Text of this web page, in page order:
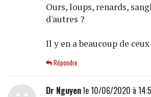
Ours, loups, renards,
d'autres ?
Il y en a beaucoup de
Répondre
Dr Nguyenle 10/06/2020 à